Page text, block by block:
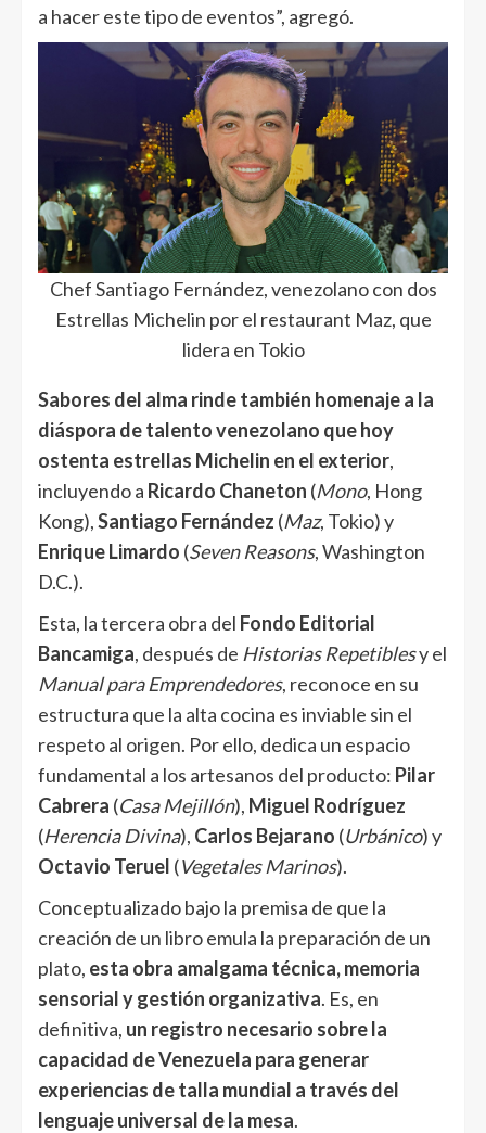
a hacer este tipo de eventos”, agregó.
Chef Santiago Fernández, venezolano con dos
Estrellas Michelin por el restaurant Maz, que
lidera en Tokio
Sabores del alma rinde también homenaje a la
diáspora de talento venezolano que hoy
ostenta estrellas Michelin en el exterior,
incluyendo a Ricardo Chaneton (Mono, Hong
Kong),Santiago Fernández (Maz, Tokio) y
Enrique Limardo (Seven Reasons, Washington
D.C.).
Esta, la tercera obra del Fondo Editorial
Bancamiga, después de Historias Repetiblesy el
Manual para Emprendedores, reconoce en su
estructura que la alta cocina es inviable sin el
respeto al origen. Por ello, dedica un espacio
fundamental a los artesanos del producto: Pilar
Cabrera (Casa Mejillón), Miguel Rodríguez
(Herencia Divina), Carlos Bejarano (Urbánico) y
Octavio Teruel (Vegetales Marinos).
Conceptualizado bajo la premisa de que la
creación de un libro emula la preparación de un
plato, esta obra amalgama técnica, memoria
sensorial y gestión organizativa. Es, en
definitiva, un registro necesario sobre la
capacidad de Venezuela para generar
experiencias de talla mundial a través del
lenguaje universal de la mesa.